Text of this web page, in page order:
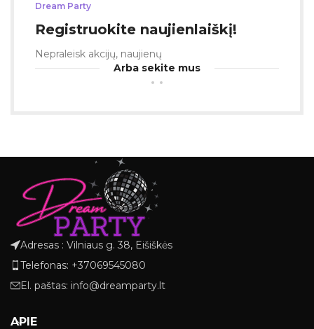
Dream Party
Registruokite naujienlaiškį!
Nepraleisk akcijų, naujienų
Arba sekite mus
Adresas : Vilniaus g. 38, Eišiškės
Telefonas: +37069545080
El. paštas: info@dreamparty.lt
APIE